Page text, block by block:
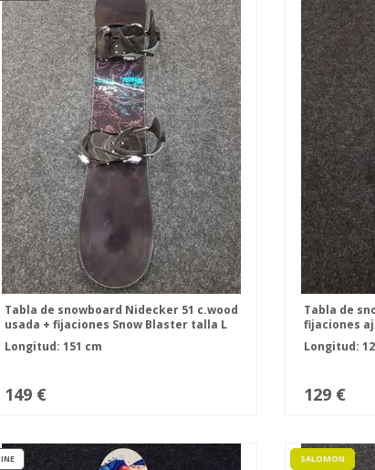
Tabla de snowboard Nidecker 51 c.wood
usada + fijaciones Snow Blaster talla L
Longitud: 151 cm
149 €
Tabla de
fijaciones
Longitud:
129 €
INE SALOMON